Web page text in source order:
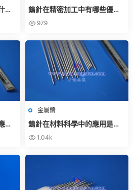
鎢針在精密加工中有哪些優
勢？979
金屬鎢
鎢針在材料科學中的應用是什
麽？1.04k